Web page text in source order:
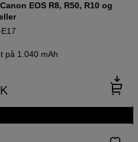
EOS R8, R50, R10 og
på 1.040 mAh